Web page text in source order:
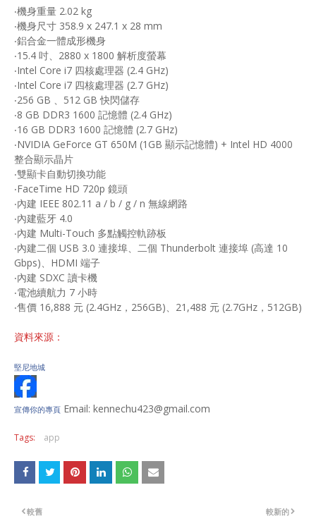
‧機身重量 2.02 kg
‧機身尺寸 358.9 x 247.1 x 28 mm
‧鋁合金一體成形機身
‧15.4 吋、2880 x 1800 解析度螢幕
‧Intel Core i7 四核處理器 (2.4 GHz)
‧Intel Core i7 四核處理器 (2.7 GHz)
‧256 GB 、512 GB 快閃儲存
‧8 GB DDR3 1600 記憶體 (2.4 GHz)
‧16 GB DDR3 1600 記憶體 (2.7 GHz)
‧NVIDIA GeForce GT 650M (1GB 顯示記憶體) + Intel HD 4000
整合顯示晶片
‧雙顯卡自動切換功能
‧FaceTime HD 720p 鏡頭
‧內建 IEEE 802.11 a / b / g / n 無線網路
‧內建藍牙 4.0
‧內建 Multi-Touch 多點觸控軌跡板
‧內建二個 USB 3.0 連接埠、二個 Thunderbolt 連接埠 (高達 10
Gbps)、HDMI 端子
‧內建 SDXC 讀卡機
‧電池續航力 7 小時
‧售價 16,888 元 (2.4GHz，256GB)、21,488 元 (2.7GHz，512GB)
資料來源：
堅尼地城
宣傳你的專頁 Email: kennechu423@gmail.com
Tags: app
較新的
較舊